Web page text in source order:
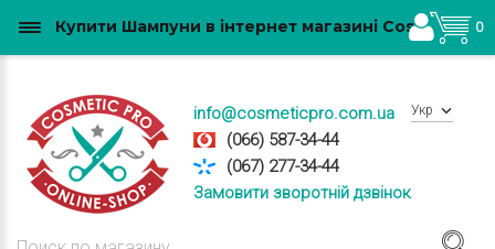
info@cosmeticpro.com.ua
(066) 587-34-44
(067) 277-34-44
Замовити зворотній дзвінок
Укр
0
Купити Шампуни в інтернет магазині CosmeticPro.com.ua